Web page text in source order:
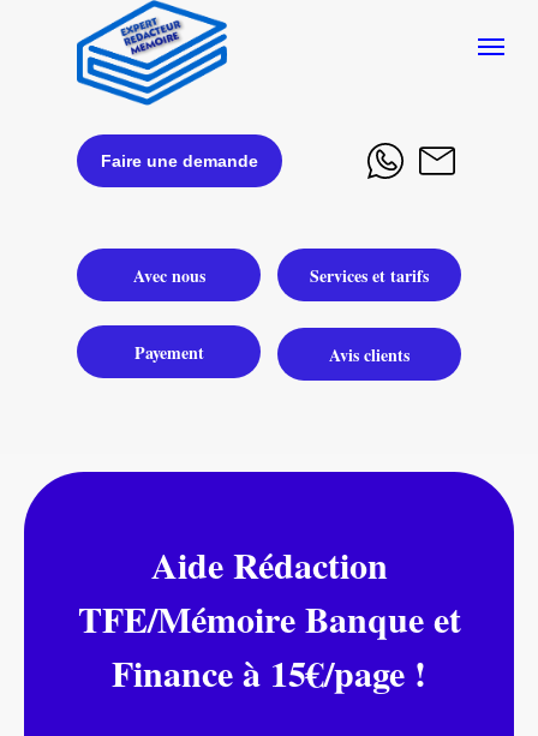
Avec nous Services et tarifs
Payement Avis clients
Faire une demande
Aide Rédaction
TFE/Mémoire Banque et
Finance à 15€/page !